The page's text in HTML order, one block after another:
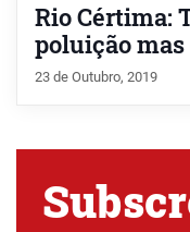
Rio Cértima:
poluição
23 de Outubro, 2019